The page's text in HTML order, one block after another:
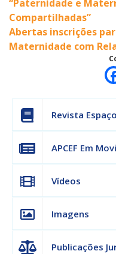
“Paternidade e
Compartilhadas”
Abertas inscrições
Maternidade com
Revista Espaço
APCEF Em
Vídeos
Imagens
Publicações